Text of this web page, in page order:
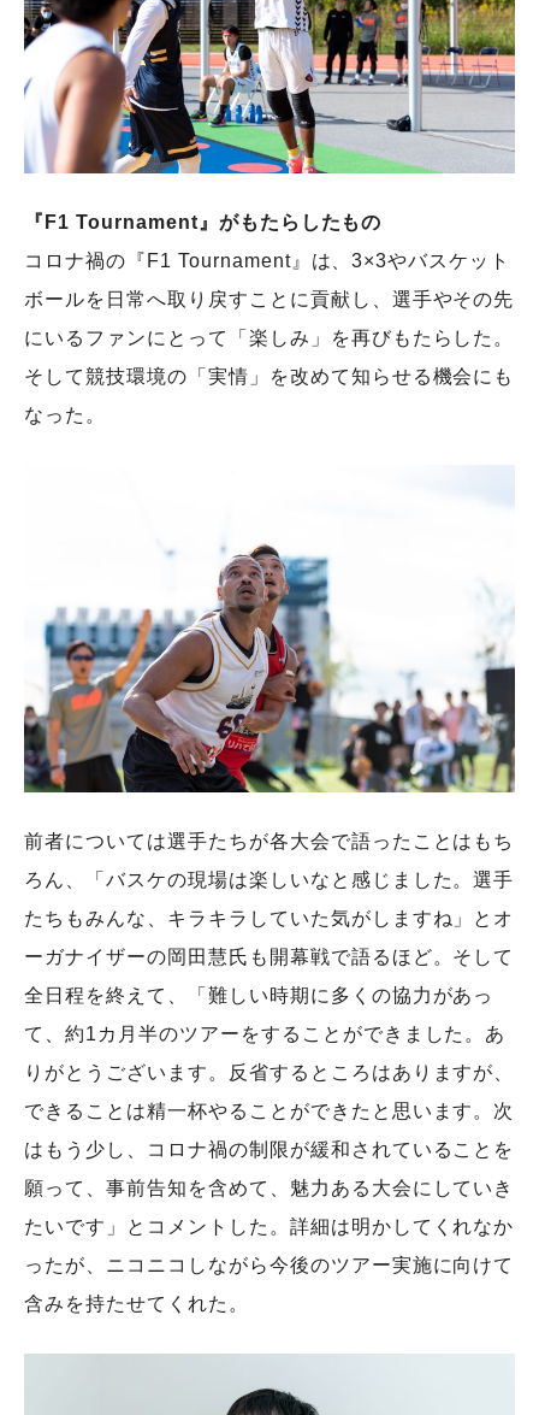
『F1 Tournament』がもたらしたもの
コロナ禍の『F1 Tournament』は、3×3やバスケット
ボールを日常へ取り戻すことに貢献し、選手やその先
にいるファンにとって「楽しみ」を再びもたらした。
そして競技環境の「実情」を改めて知らせる機会にも
なった。
前者については選手たちが各大会で語ったことはもち
ろん、「バスケの現場は楽しいなと感じました。選手
たちもみんな、キラキラしていた気がしますね」とオ
ーガナイザーの岡田慧氏も開幕戦で語るほど。そして
全日程を終えて、「難しい時期に多くの協力があっ
て、約1カ月半のツアーをすることができました。あ
りがとうございます。反省するところはありますが、
できることは精一杯やることができたと思います。次
はもう少し、コロナ禍の制限が緩和されていることを
願って、事前告知を含めて、魅力ある大会にしていき
たいです」とコメントした。詳細は明かしてくれなか
ったが、ニコニコしながら今後のツアー実施に向けて
含みを持たせてくれた。